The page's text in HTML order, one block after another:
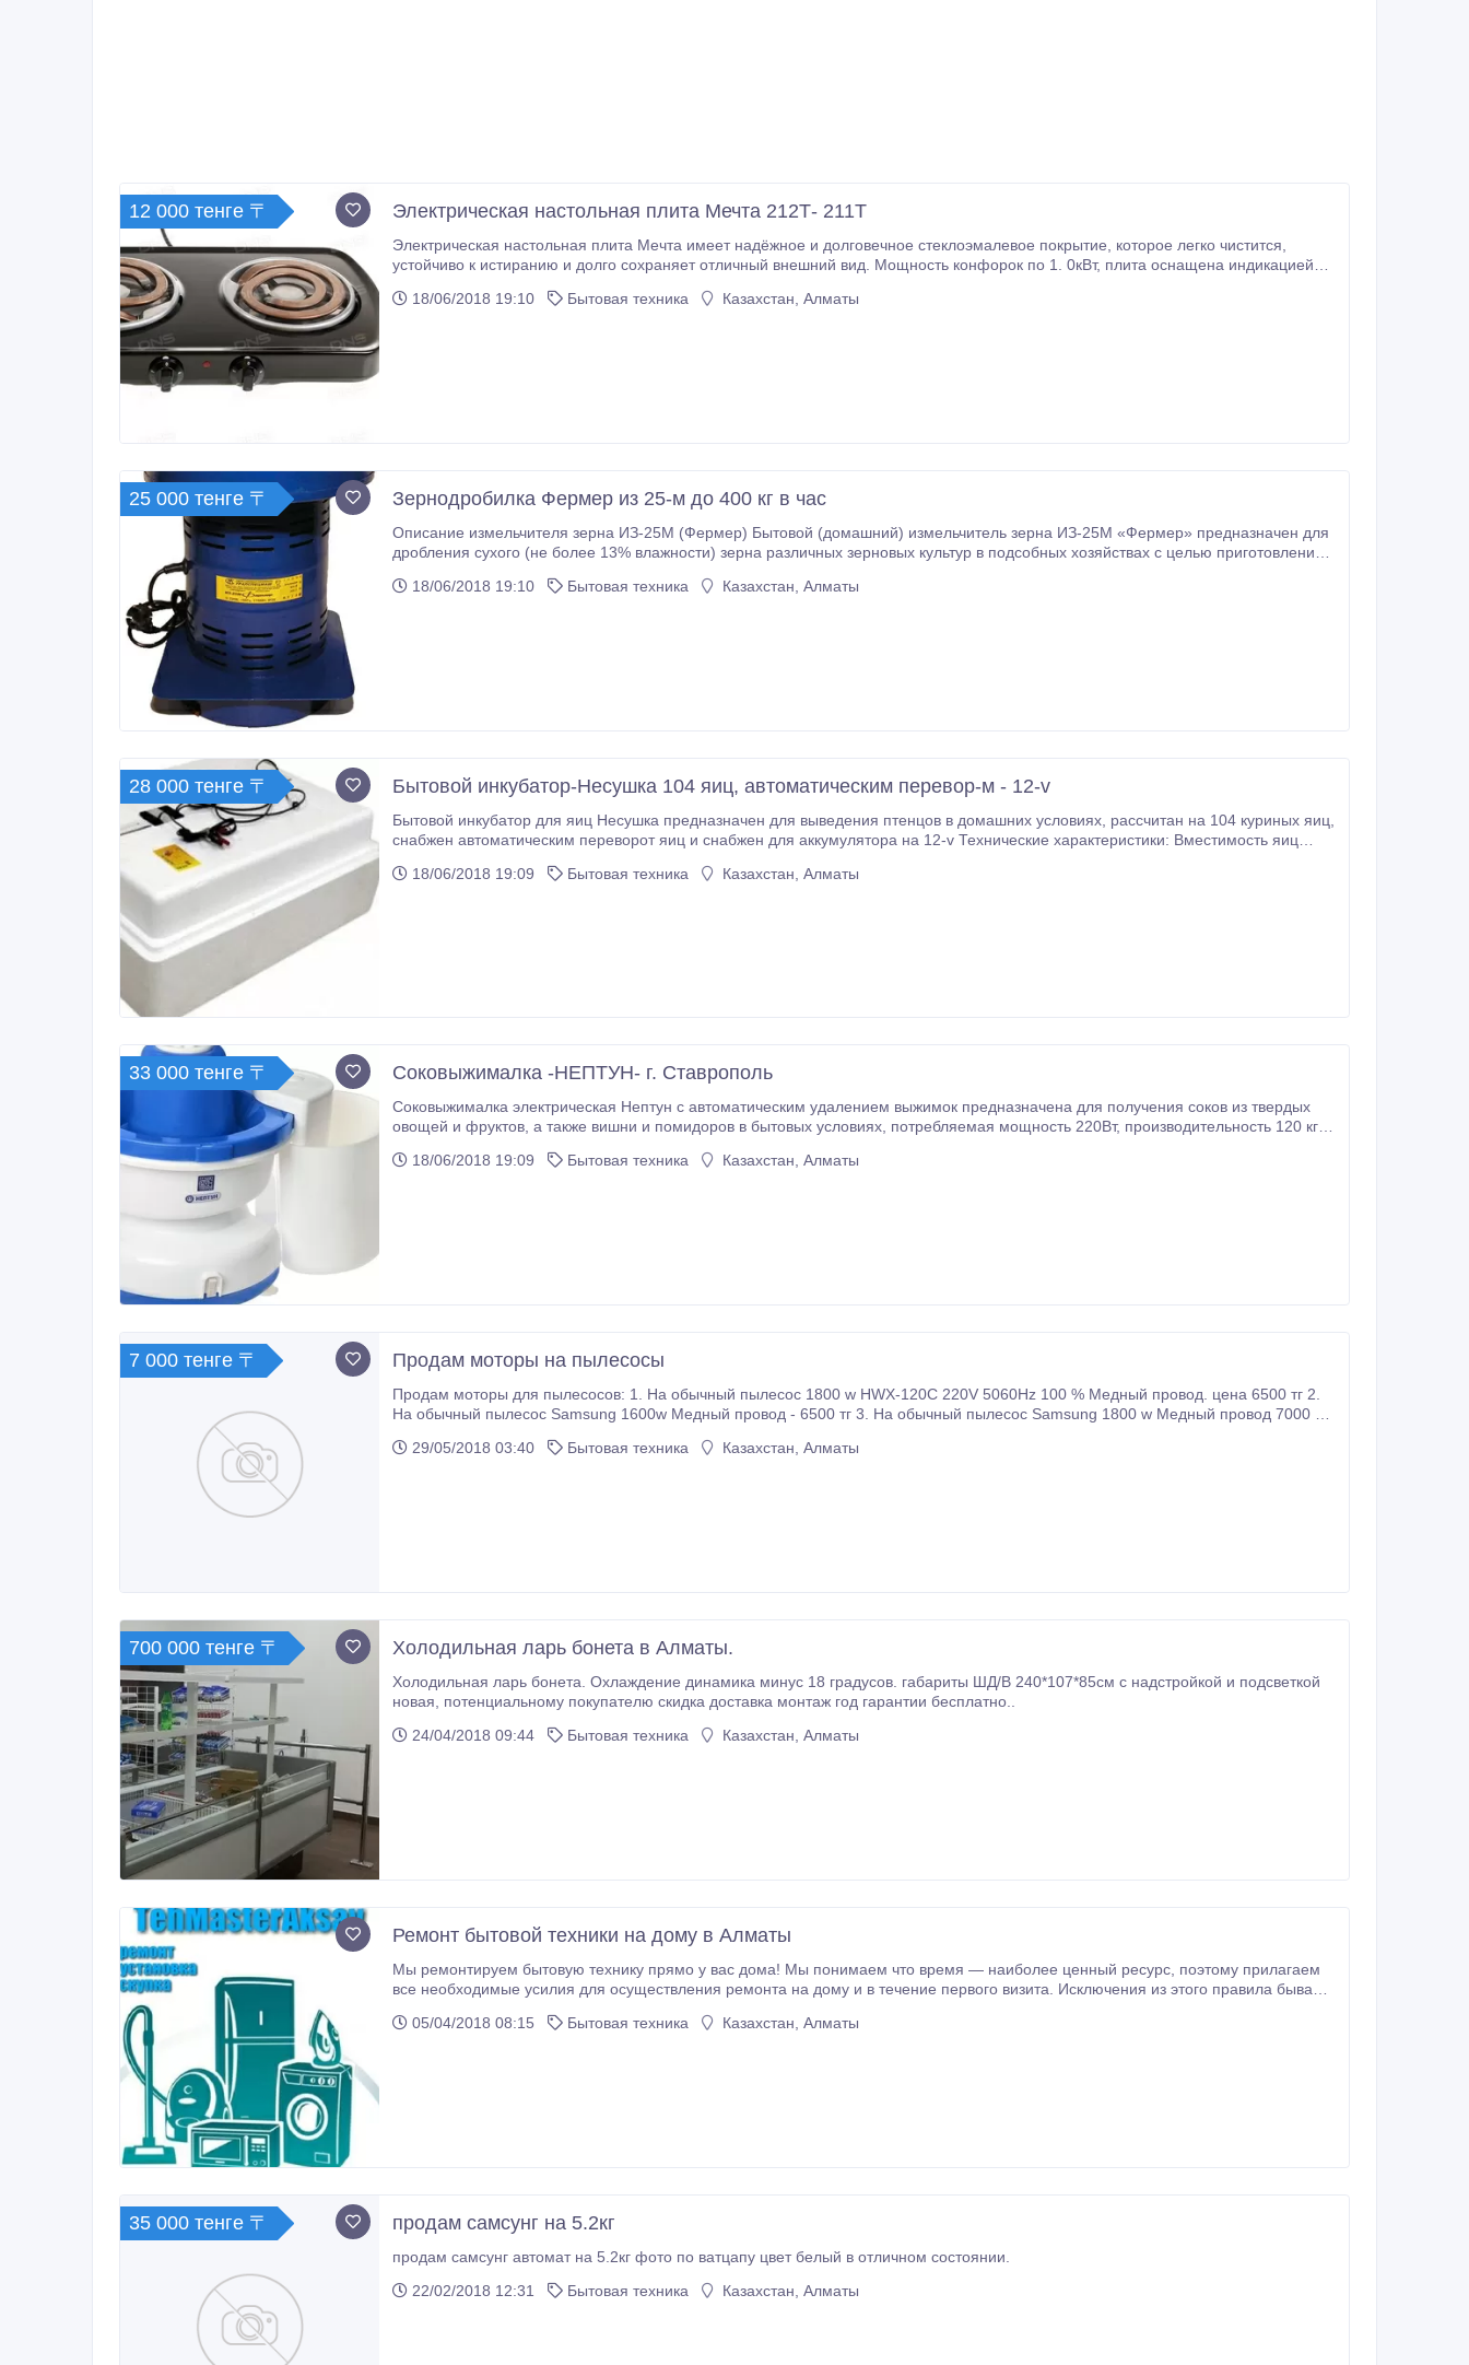
12 000 тенге 〒 Электрическая настольная плита Мечта 212Т- 211T
Электрическая настольная плита Мечта имеет надёжное и долговечное стеклоэмалевое покрытие, которое легко чистится,
устойчиво к истиранию и долго сохраняет отличный внешний вид. Мощность конфорок по 1. 0кВт, плита оснащена индикацией
бытовых плиток.
18/06/2018 19:10 Бытовая техника Казахстан, Алматы
25 000 тенге 〒 Зернодробилка Фермер из 25-м до 400 кг в час
Описание измельчителя зерна ИЗ-25М (Фермер) Бытовой (домашний) измельчитель зерна ИЗ-25М «Фермер» предназначен для
дробления сухого (не более 13% влажности) зерна различных зерновых культур в подсобных хозяйствах с целью приготовления
двигателем (ДК- 110 - Показать номер - ) и обладает большей производительностью.
18/06/2018 19:10 Бытовая техника Казахстан, Алматы
28 000 тенге 〒 Бытовой инкубатор-Несушка 104 яиц, автоматическим перевор-м - 12-v
Бытовой инкубатор для яиц Несушка предназначен для выведения птенцов в домашних условиях, рассчитан на 104 куриных яиц,
снабжен автоматическим переворот яиц и снабжен для аккумулятора на 12-v Технические характеристики: Вместимость яиц
аналоговый Пределы регулирования температуры: 33-43 градуса C Точность поддержания температуры: +/- 0, 1 градуса С
18/06/2018 19:09 Бытовая техника Казахстан, Алматы
33 000 тенге 〒 Соковыжималка -НЕПТУН- г. Ставрополь
Соковыжималка электрическая Нептун с автоматическим удалением выжимок предназначена для получения соков из твердых
овощей и фруктов, а также вишни и помидоров в бытовых условиях, потребляемая мощность 220Вт, производительность 120 кг/
размеры 450х355х390мм, эффективность отжима - не менее 45процентов.
18/06/2018 19:09 Бытовая техника Казахстан, Алматы
7 000 тенге 〒 Продам моторы на пылесосы
Продам моторы для пылесосов: 1. На обычный пылесос 1800 w HWX-120C 220V 5060Hz 100 % Медный провод. цена 6500 тг 2.
На обычный пылесос Samsung 1600w Медный провод - 6500 тг 3. На обычный пылесос Samsung 1800 w Медный провод 7000 тг
29/05/2018 03:40
Бытовая техника Казахстан, Алматы
700 000 тенге 〒 Холодильная ларь бонета в Алматы.
Холодильная ларь бонета. Охлаждение динамика минус 18 градусов. габариты ШД/В 240*107*85см с надстройкой и подсветкой
новая, потенциальному покупателю скидка доставка монтаж год гарантии бесплатно..
24/04/2018 09:44
Бытовая техника Казахстан, Алматы
Ремонт бытовой техники на дому в Алматы
Мы ремонтируем бытовую технику прямо у вас дома! Мы понимаем что время — наиболее ценный ресурс, поэтому прилагаем
все необходимые усилия для осуществления ремонта на дому и в течение первого визита. Исключения из этого правила бывают
мастерской) или в том случае, если ваша техника редкой марки или модели.
05/04/2018 08:15 Бытовая техника Казахстан, Алматы
35 000 тенге 〒 продам самсунг на 5.2кг
продам самсунг автомат на 5.2кг фото по ватцапу цвет белый в отличном состоянии.
22/02/2018 12:31
Бытовая техника Казахстан, Алматы